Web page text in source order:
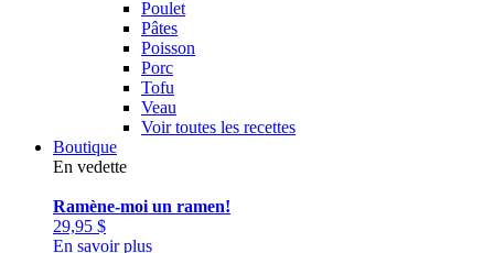
Poulet
Pâtes
Poisson
Porc
Tofu
Veau
Voir toutes les recettes
Boutique
En vedette
Ramène-moi un ramen!
29,95 $
En savoir plus